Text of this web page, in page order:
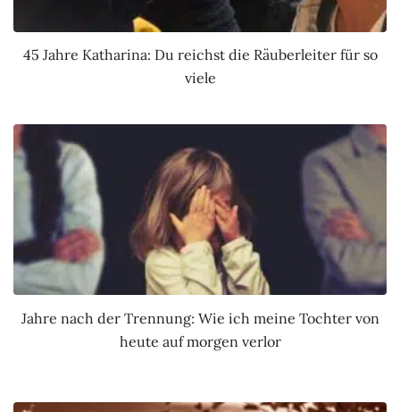
45 Jahre Katharina: Du reichst die Räuberleiter für so
viele
Jahre nach der Trennung: Wie ich meine Tochter von
heute auf morgen verlor